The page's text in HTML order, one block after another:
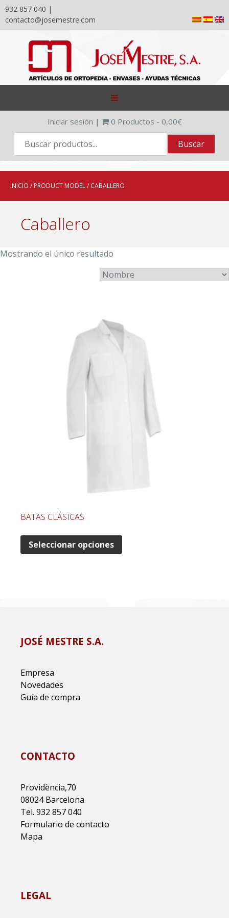
932 857 040 |
contacto@josemestre.com
content
Iniciar sesión | 0 Productos - 0,00€
INICIO / PRODUCT MODEL / CABALLERO
Caballero
Mostrando el único resultado
BATAS CLÁSICAS
Seleccionar opciones
JOSÉ MESTRE S.A.
Empresa
Novedades
Guía de compra
CONTACTO
Providència,70
08024 Barcelona
Tel. 932 857 040
Formulario de contacto
Mapa
LEGAL